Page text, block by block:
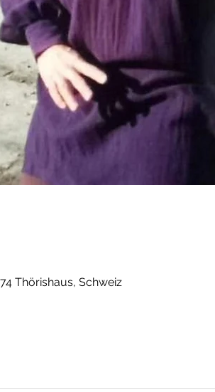
Thörishaus, Schweiz